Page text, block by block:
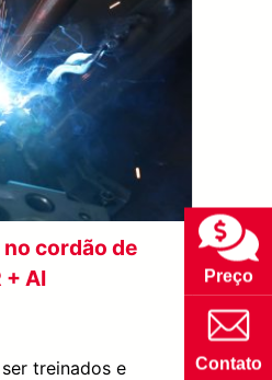
cordão de
+ AI
treinados e
Preço
Contato